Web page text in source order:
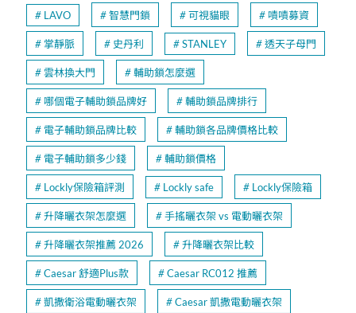
LAVO 智慧門鎖 可視貓眼 嘖嘖募資
掌靜脈 史丹利 STANLEY 透天子母門
雲林換大門 輔助鎖怎麼選
哪個電子輔助鎖品牌好 輔助鎖品牌排行
電子輔助鎖品牌比較 輔助鎖各品牌價格比較
電子輔助鎖多少錢 輔助鎖價格
Lockly保險箱評測 Lockly safe Lockly保險箱
升降曬衣架怎麼選 手搖曬衣架 vs 電動曬衣架
升降曬衣架推薦 2026 升降曬衣架比較
Caesar 舒適Plus款 Caesar RC012 推薦
凱撒衛浴電動曬衣架 Caesar 凱撒電動曬衣架